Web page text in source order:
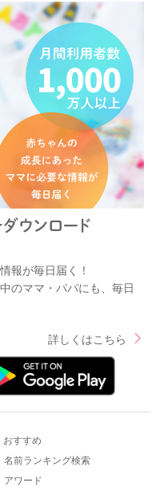
報が毎日届く！
のママ・パパにも、毎日
詳しくはこちら
おすすめ
名前ランキング検索
アワード